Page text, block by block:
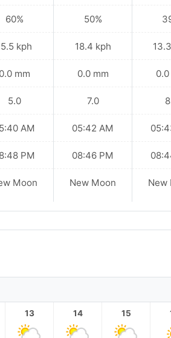
60%
kph
0.0 mm
5.0
AM
PM
Moon
50%
18.4 kph
0.0 mm
7.0
05:42 AM
08:46 PM
New Moon New
13 14 15